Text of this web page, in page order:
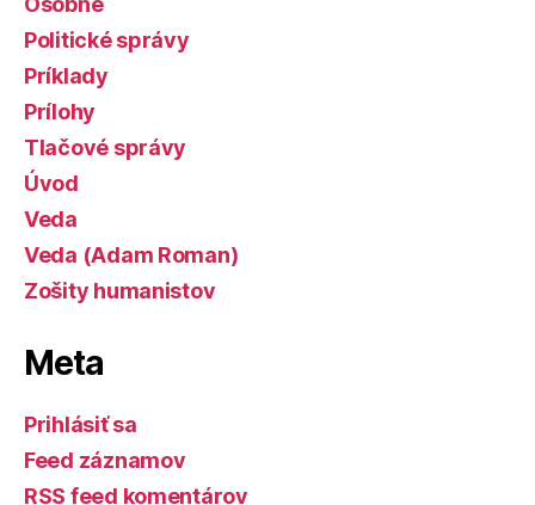
Politické správy
Príklady
Prílohy
Tlačové správy
Úvod
Veda
Veda (Adam Roman)
Zošity humanistov
Meta
Prihlásiť sa
Feed záznamov
RSS feed komentárov